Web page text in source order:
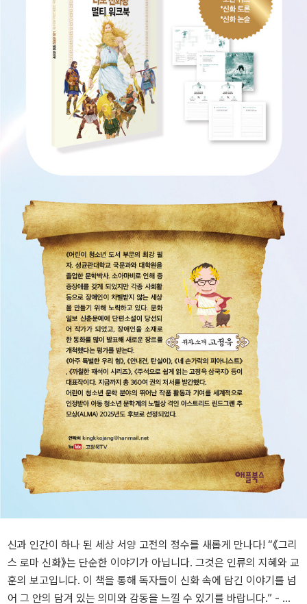
신과 인간이 하나 된 세상 서양 고전의 정수를 새롭게 만나다! “《그리
스 로마 신화》는 단순한 이야기가 아닙니다. 그것은 인류의 지혜와 교
훈의 보고입니다. 이 책을 통해 독자들이 신화 속에 담긴 이야기를 넘
어 그 안의 담겨 있는 의미와 감동을 느낄 수 있기를 바랍니다.” - 고